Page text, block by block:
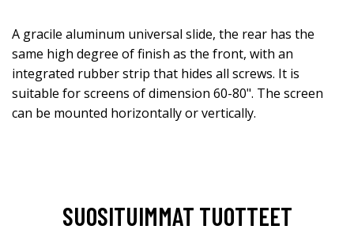
A gracile aluminum universal slide, the rear has the
same high degree of finish as the front, with an
integrated rubber strip that hides all screws. It is
suitable for screens of dimension 60-80". The screen
can be mounted horizontally or vertically.
SUOSITUIMMAT TUOTTEET